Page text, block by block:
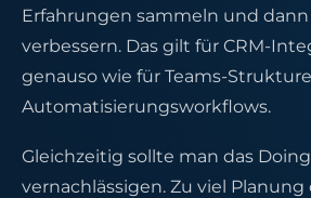
Erfahrungen sammeln und
verbessern. Das gilt für CRM-
genauso wie für Teams-
Automatisierungsworkflows.
Gleichzeitig sollte man das
vernachlässigen. Zu viel